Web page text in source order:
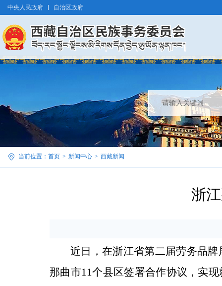
中央人民政府 自治区政府
当前位置： 首页 > 新闻中心 > 西藏新闻
浙
近日，在浙江省第二届劳务品
那曲市11个县区签署合作协议，实